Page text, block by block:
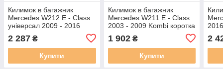
Килимок в багажник
Mercedes W212 E - Class
універсал 2009 - 2016
2 287 ₴
Купити
Килимок в багажник
Mercedes W211 E - Class
2003 - 2009 Kombi коротка
база Rezaw-Plast 230921
1 902₴
Купити
2